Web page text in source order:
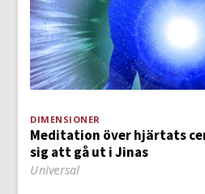
DIMENSIONER
Meditation över hjärtats
sig att gå ut i Jinas
Universal